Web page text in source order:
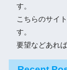
す。
こちらのサイ
す。
要望などあれ